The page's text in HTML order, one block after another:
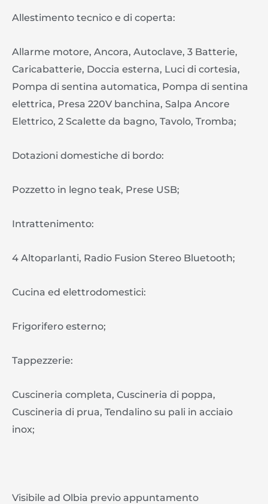
Allestimento tecnico e di coperta:
Allarme motore, Ancora, Autoclave, 3 Batterie,
Caricabatterie, Doccia esterna, Luci di cortesia,
Pompa di sentina automatica, Pompa di sentina
elettrica, Presa 220V banchina, Salpa Ancore
Elettrico, 2 Scalette da bagno, Tavolo, Tromba;
Dotazioni domestiche di bordo:
Pozzetto in legno teak, Prese USB;
Intrattenimento:
4 Altoparlanti, Radio Fusion Stereo Bluetooth;
Cucina ed elettrodomestici:
Frigorifero esterno;
Tappezzerie:
Cuscineria completa, Cuscineria di poppa,
Cuscineria di prua, Tendalino su pali in acciaio
inox;
Visibile ad Olbia previo appuntamento